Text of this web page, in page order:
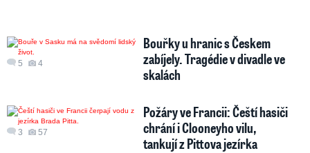
5 4
Bouřky u hranic s Českem
zabíjely. Tragédie v divadle ve
skalách
3 57
Požáry ve Francii: Čeští hasiči
chrání i Clooneyho vilu,
tankují z Pittova jezírka